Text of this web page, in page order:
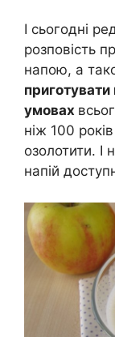
І сьогодні
розповість
напою, а
умовах
ніж 100
озолотити. І
напій